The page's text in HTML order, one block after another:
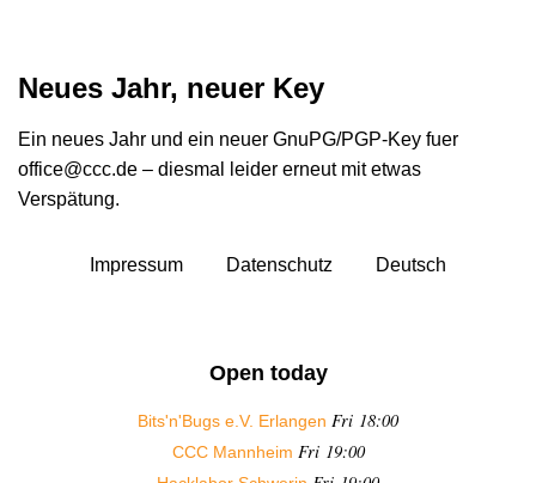
Neues Jahr, neuer Key
Ein neues Jahr und ein neuer GnuPG/PGP-Key fuer
office@ccc.de – diesmal leider erneut mit etwas
Verspätung.
Impressum Datenschutz Deutsch
Open today
Bits'n'Bugs e.V. Erlangen Fri 18:00
CCC Mannheim Fri 19:00